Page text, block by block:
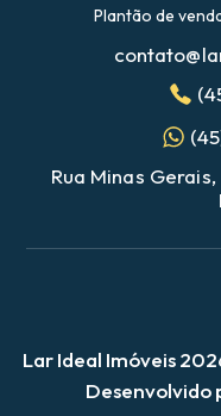
Nosso site utiliza
Ao utilizar este site,
Plantão de
Rua Minas
Lar Ideal Imóveis
Desenvolvido